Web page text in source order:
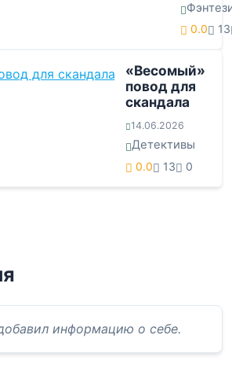
0.0 13
«Весомый»
повод для
скандала
14.06.2026
Детективы
0.0 13 0
информацию о себе.